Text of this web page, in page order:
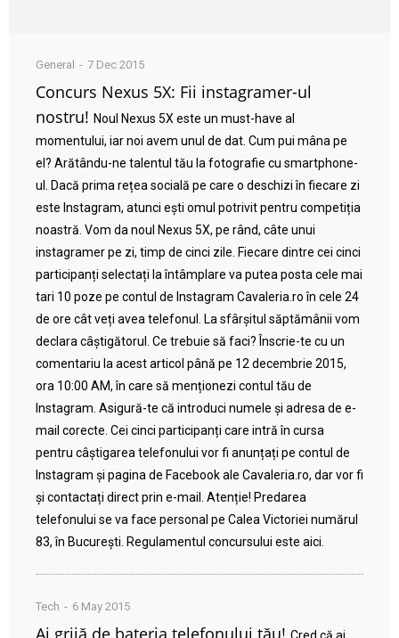
General 7 Dec 2015
Concurs Nexus 5X: Fii instagramer-ul
nostru! Noul Nexus 5X este un must-have al
momentului, iar noi avem unul de dat. Cum pui mâna pe
el? Arătându-ne talentul tău la fotografie cu smartphone-
ul. Dacă prima rețea socială pe care o deschizi în fiecare zi
este Instagram, atunci ești omul potrivit pentru competiția
noastră. Vom da noul Nexus 5X, pe rând, câte unui
instagramer pe zi, timp de cinci zile. Fiecare dintre cei cinci
participanți selectați la întâmplare va putea posta cele mai
tari 10 poze pe contul de Instagram Cavaleria.ro în cele 24
de ore cât veți avea telefonul. La sfârșitul săptămânii vom
declara câștigătorul. Ce trebuie să faci? Înscrie-te cu un
comentariu la acest articol până pe 12 decembrie 2015,
ora 10:00 AM, în care să menționezi contul tău de
Instagram. Asigură-te că introduci numele și adresa de e-
mail corecte. Cei cinci participanți care intră în cursa
pentru câștigarea telefonului vor fi anunțați pe contul de
Instagram și pagina de Facebook ale Cavaleria.ro, dar vor fi
și contactați direct prin e-mail. Atenție! Predarea
telefonului se va face personal pe Calea Victoriei numărul
83, în București. Regulamentul concursului este aici.
Tech 6 May 2015